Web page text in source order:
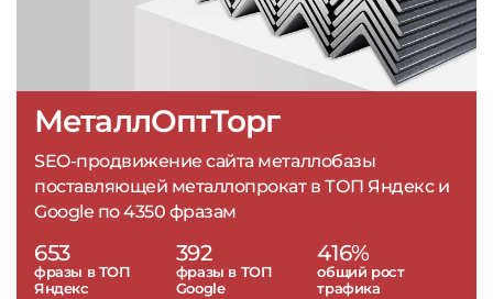
МеталлОптТорг
SEO-продвижение сайта металлобазы
поставляющей металлопрокат в ТОП Яндекс и
Google по 4350 фразам
653
фразы в ТОП
Яндекс
392
фразы в ТОП
Google
416%
общий рост
трафика